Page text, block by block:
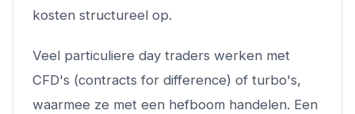
kosten structureel op.
Veel particuliere day traders werken met
CFD's (contracts for difference) of turbo's,
waarmee ze met een hefboom handelen. Een